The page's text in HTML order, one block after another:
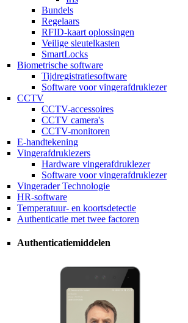
Bundels
Regelaars
RFID-kaart oplossingen
Veilige sleutelkasten
SmartLocks
Biometrische software
Tijdregistratiesoftware
Software voor vingerafdruklezer
CCTV
CCTV-accessoires
CCTV camera's
CCTV-monitoren
E-handtekening
Vingerafdruklezers
Hardware vingerafdruklezer
Software voor vingerafdruklezer
Vingerader Technologie
HR-software
Temperatuur- en koortsdetectie
Authenticatie met twee factoren
Authenticatiemiddelen